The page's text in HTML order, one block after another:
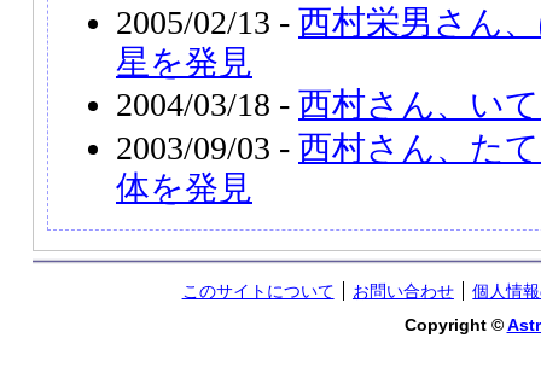
2005/02/13 - 西村栄男さん
星を発見
2004/03/18 - 西村さん、い
2003/09/03 - 西村さん、た
体を発見
このサイトについて お問い合わせ
個人情
Copyright ©